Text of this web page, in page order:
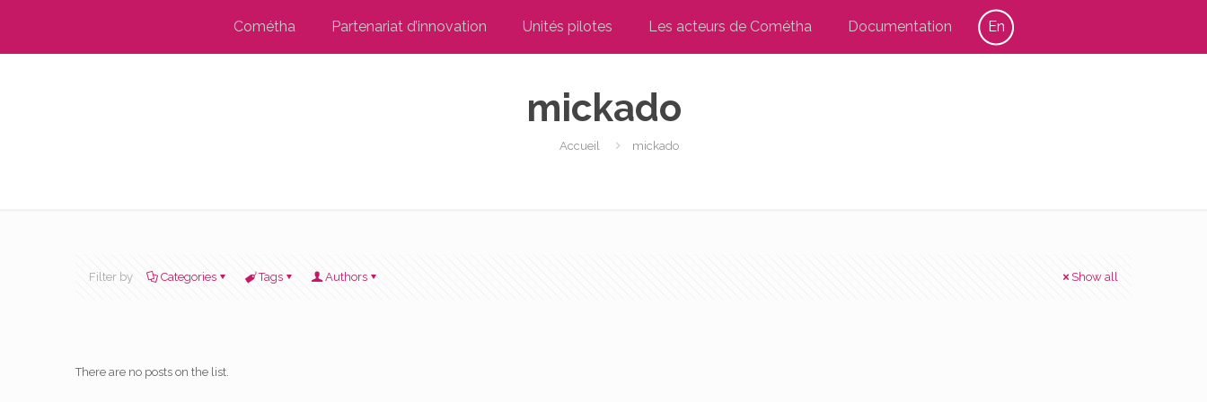
Cométha Partenariat d’innovation Unités pilotes Les acteurs de Cométha Documentation En
mickado
Accueil mickado
Filter by Categories Tags Authors Show all
There are no posts on the list.